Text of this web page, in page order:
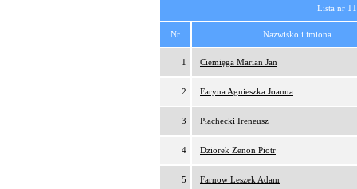
Lista nr
Nr Nazwisko i imiona
1 Ciemięga Marian Jan
2 Faryna Agnieszka Joanna
3 Płachecki Ireneusz
4 Dziorek Zenon Piotr
5 Farnow Leszek Adam